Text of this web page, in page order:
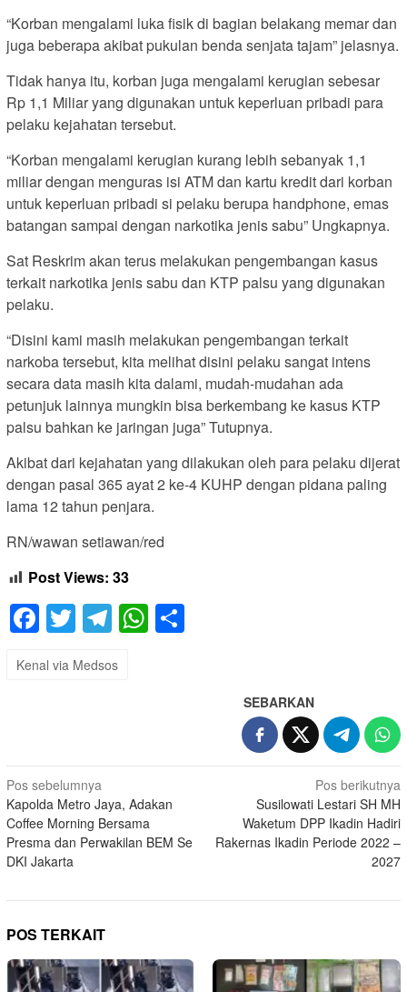
“Korban mengalami luka fisik di bagian belakang memar dan
juga beberapa akibat pukulan benda senjata tajam” jelasnya.
Tidak hanya itu, korban juga mengalami kerugian sebesar
Rp 1,1 Miliar yang digunakan untuk keperluan pribadi para
pelaku kejahatan tersebut.
“Korban mengalami kerugian kurang lebih sebanyak 1,1
miliar dengan menguras isi ATM dan kartu kredit dari korban
untuk keperluan pribadi si pelaku berupa handphone, emas
batangan sampai dengan narkotika jenis sabu” Ungkapnya.
Sat Reskrim akan terus melakukan pengembangan kasus
terkait narkotika jenis sabu dan KTP palsu yang digunakan
pelaku.
“Disini kami masih melakukan pengembangan terkait
narkoba tersebut, kita melihat disini pelaku sangat intens
secara data masih kita dalami, mudah-mudahan ada
petunjuk lainnya mungkin bisa berkembang ke kasus KTP
palsu bahkan ke jaringan juga” Tutupnya.
Akibat dari kejahatan yang dilakukan oleh para pelaku dijerat
dengan pasal 365 ayat 2 ke-4 KUHP dengan pidana paling
lama 12 tahun penjara.
RN/wawan setiawan/red
Post Views: 33
Facebook
Twitter
Telegram
WhatsApp
Kenal via Medsos
SEBARKAN
Navigasi
pos
Pos sebelumnya
Kapolda Metro Jaya, Adakan
Coffee Morning Bersama
Presma dan Perwakilan BEM Se
DKI Jakarta
Pos berikutnya
Susilowati Lestari SH MH
Waketum DPP Ikadin Hadiri
Rakernas Ikadin Periode 2022 –
2027
POS TERKAIT